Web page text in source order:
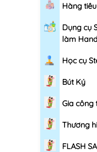
Hàng
Dụng cụ
làm
Học cụ
Bút Ký
Gia công
Thương
FLASH